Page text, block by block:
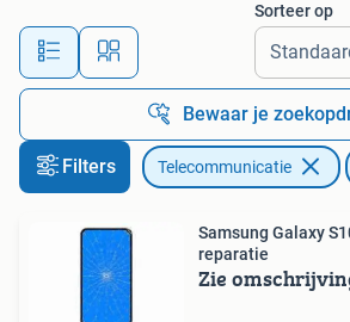
Alle afstanden…
Sorteer op
Bewaar je
Filters Telecommunicatie
Samsung Galaxy S10 LCd
reparatie
Zie